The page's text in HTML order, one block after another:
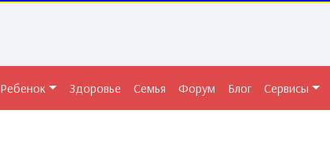
Ребенок Здоровье Семья Форум Блог Сервисы